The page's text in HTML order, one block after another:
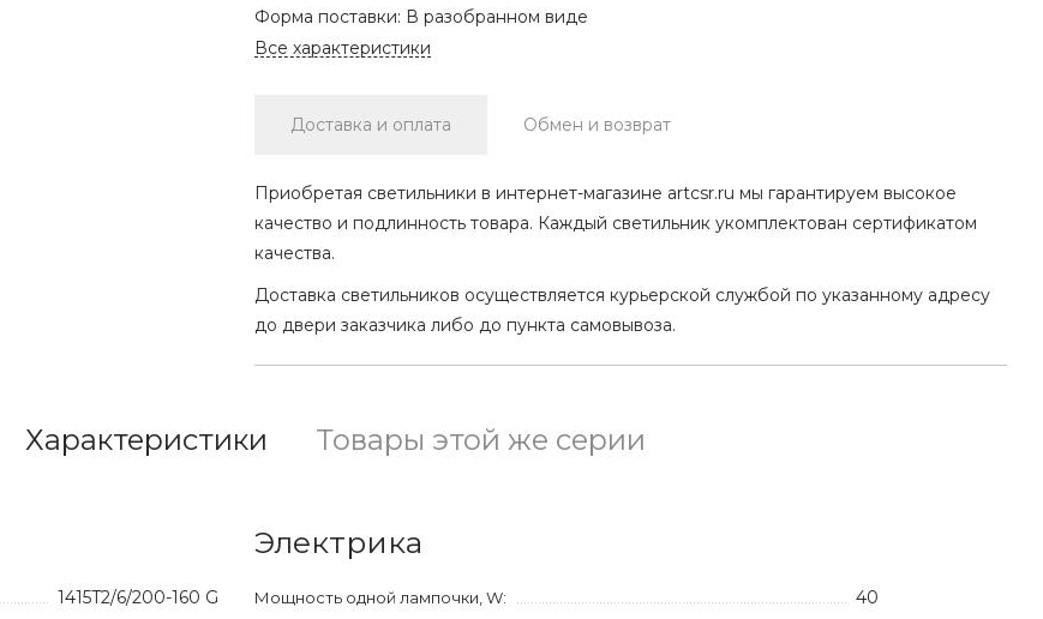
Форма поставки: В разобранном виде
Все характеристики
Доставка и оплата Обмен и возврат
Приобретая светильники в интернет-магазине artcsr.ru мы гарантируем высокое
качество и подлинность товара. Каждый светильник укомплектован сертификатом
качества.
Доставка светильников осуществляется курьерской службой по указанному адресу
до двери заказчика либо до пункта самовывоза.
Характеристики Товары этой же серии
1415T2/6/200-160 G
Электрика
Мощность одной лампочки, W: 40